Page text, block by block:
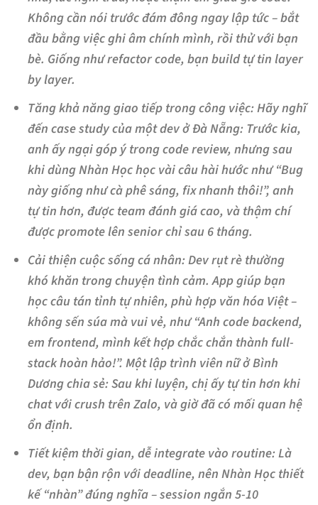
Không cần nói trước đám đông ngay lập tức – bắt
đầu bằng việc ghi âm chính mình, rồi thử với bạn
bè. Giống như refactor code, bạn build tự tin layer
by layer.
Tăng khả năng giao tiếp trong công việc: Hãy nghĩ
đến case study của một dev ở Đà Nẵng: Trước kia,
anh ấy ngại góp ý trong code review, nhưng sau
khi dùng Nhàn Học học vài câu hài hước như “Bug
này giống như cà phê sáng, fix nhanh thôi!”, anh
tự tin hơn, được team đánh giá cao, và thậm chí
được promote lên senior chỉ sau 6 tháng.
Cải thiện cuộc sống cá nhân: Dev rụt rè thường
khó khăn trong chuyện tình cảm. App giúp bạn
học câu tán tỉnh tự nhiên, phù hợp văn hóa Việt –
không sến súa mà vui vẻ, như “Anh code backend,
em frontend, mình kết hợp chắc chắn thành full-
stack hoàn hảo!”. Một lập trình viên nữ ở Bình
Dương chia sẻ: Sau khi luyện, chị ấy tự tin hơn khi
chat với crush trên Zalo, và giờ đã có mối quan hệ
ổn định.
Tiết kiệm thời gian, dễ integrate vào routine: Là
dev, bạn bận rộn với deadline, nên Nhàn Học thiết
kế “nhàn” đúng nghĩa – session ngắn 5-10